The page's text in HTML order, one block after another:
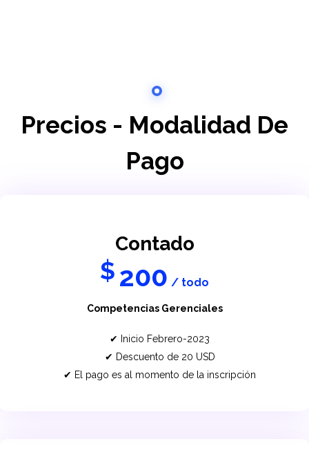
Precios - Modalidad De
Pago
Contado
$200 / todo
Competencias Gerenciales
Inicio Febrero-2023
Descuento de 20 USD
El pago es al momento de la inscripción